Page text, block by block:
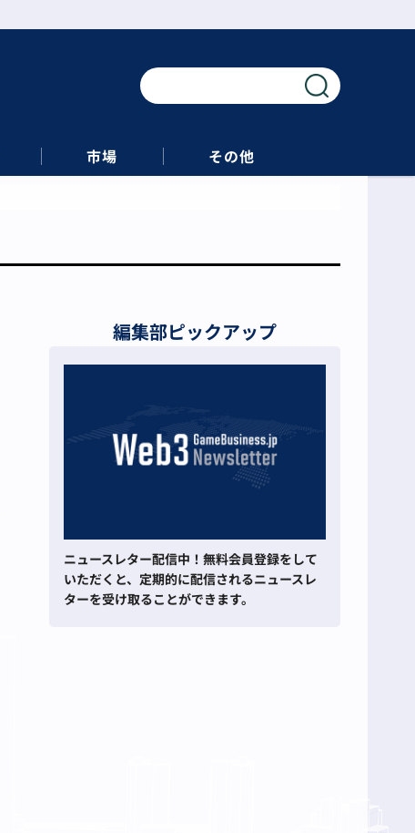
市場 その他
編集部ピックアップ
ニュースレター配信中！無料会員登録をして
いただくと、定期的に配信されるニュースレ
ターを受け取ることができます。